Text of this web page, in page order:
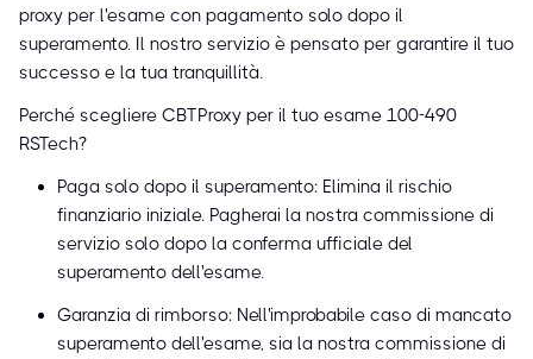
proxy per l'esame con pagamento solo dopo il
superamento. Il nostro servizio è pensato per garantire il tuo
successo e la tua tranquillità.
Perché scegliere CBTProxy per il tuo esame 100-490
RSTech?
Paga solo dopo il superamento: Elimina il rischio
finanziario iniziale. Pagherai la nostra commissione di
servizio solo dopo la conferma ufficiale del
superamento dell'esame.
Garanzia di rimborso: Nell'improbabile caso di mancato
superamento dell'esame, sia la nostra commissione di